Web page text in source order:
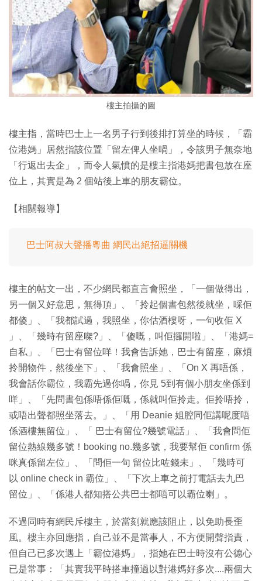
樓主拍攝的圖
樓主指，當時巴士上一名男子行到後排打算坐的時候，「霸
位港媽」居然指該位置「留左俾人坐喎」，令該男子無奈地
「行返出去企」，而令人氣憤的是樓主指港媽把書包放在座
位上，其實是為 2 個站後上車的朋友霸位。
【相關報導】
巴士阿叔大聲播粵曲 網民出絕招逼關機
樓主的帖文一出，不少網民都直言會照坐，「一個做得出，
另一個又好意思，無得頂」、「拎起個書包然後就坐，啋佢
都傻」、「我都試過，我照坐，你估酒樓呀，一句收佢 X
」、「幾時有留座㗎?」、「傻嘅，叫佢攞開啦」、「港媽=
自私」、「巴士有留位咩！我會告訴她，巴士有留座，麻煩
拎開物件，然後坐下」、「我會照坐」、「On X 再唔係，
我會話你霸位，我霸先過你喎，你見 5到有個小朋友坐係到
咩」、「先問書包係唔係佢嘅，係就叫佢拎走。佢拎唔拎，
或唔出聲都照坐落去。」、「用 Deanie 姐腔同佢講呢度唔
係酒樓無留位」、「 巴士有留位?幾號電話」、「我會問佢
留位熱線幾多號！booking no.幾多號，我要幫佢 confirm 係
咪真係留左位」、「問佢一句 留位比咗錢未」、「幾時可
以 online check in 霸位」、「下次上車之前打電話去九巴
留位」、「係港人都知搭公共巴士都唔可以霸位喇」。
不過同時有網民斥樓主，於當刻就應該阻止，以免助長歪
風。樓主亦回應指，自己並不是當事人，不方便開聲指責，
但自己已多次遇上「霸位港媽」，指她在巴士時沒有公德心
已是常事：「其實我平時搭車撞過以對港媽好多次....兩個大